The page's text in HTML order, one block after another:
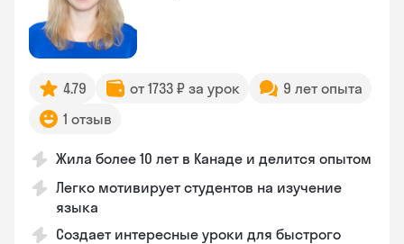
4.79 от 1733 ₽ за урок
9 лет опыта
1 отзыв
Жила более 10 лет в Канаде и делится опытом
Легко мотивирует студентов на изучение
языка
Создает интересные уроки для быстрого